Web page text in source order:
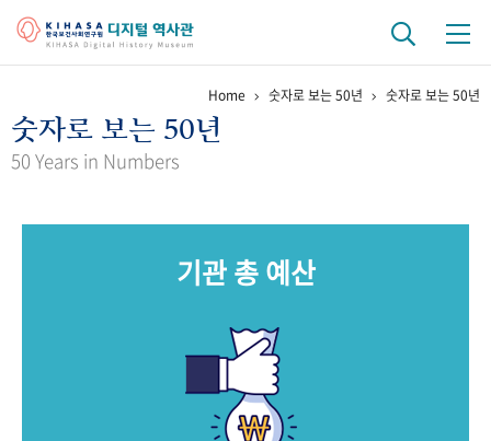
걸어온 길 기관 변천사 역대 기관장
키워드로 보는 연구 역사
문서 기록물 행정박물
Home 숫자로 보는 50년 숫자로 보는 50년
숫자로 보는 50년
50 Years in Numbers
기관 총 예산